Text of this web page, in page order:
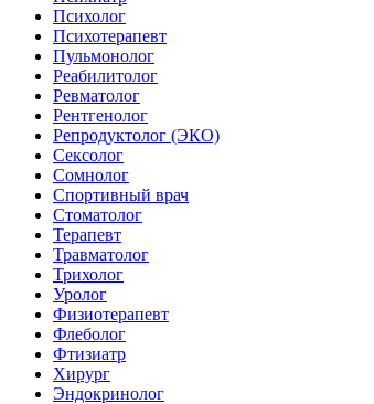
Психолог
Психотерапевт
Пульмонолог
Реабилитолог
Ревматолог
Рентгенолог
Репродуктолог (ЭКО)
Сексолог
Сомнолог
Спортивный врач
Стоматолог
Терапевт
Травматолог
Трихолог
Уролог
Физиотерапевт
Флеболог
Фтизиатр
Хирург
Эндокринолог